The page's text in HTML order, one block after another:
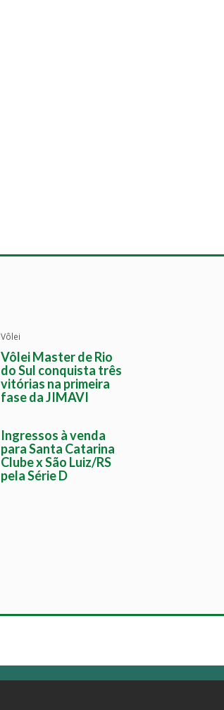
Vôlei
Vôlei Master de Rio
do Sul conquista três
vitórias na primeira
fase da JIMAVI
Ingressos à venda
para Santa Catarina
Clube x São Luiz/RS
pela Série D